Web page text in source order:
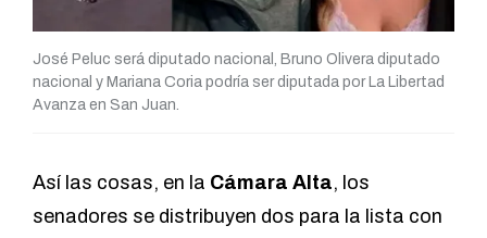
José Peluc será diputado nacional, Bruno Olivera diputado
nacional y Mariana Coria podría ser diputada por La Libertad
Avanza en San Juan.
Así las cosas, en la Cámara Alta, los
senadores se distribuyen dos para la lista con